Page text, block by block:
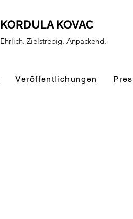
KORDULA KOVAC
Ehrlich. Zielstrebig. Anpackend.
Veröffentlichungen